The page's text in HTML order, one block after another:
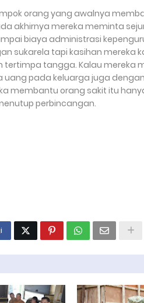
orang yang awalnya
akhirnya mereka meminta
biaya administrasi
sukarela tapi kasihan
tertimpa tangga. Kalau mereka
uang pada keluarga juga
membantu orang sakit itu
perbincangan.